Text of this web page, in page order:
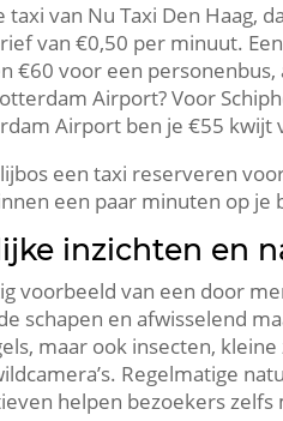
van Nu Taxi Den
van €0,50 per minuut.​
€60 voor een
Airport? Voor
Airport ben je €55
een taxi reserveren
een paar minuten op
inzichten en
voorbeeld van een door
schapen en afwisselend
maar ook insecten,
Regelmatige
helpen bezoekers